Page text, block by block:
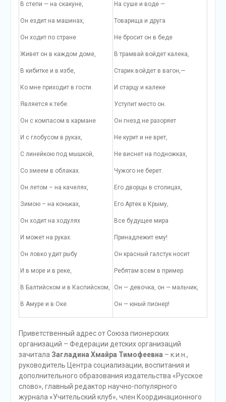
В степи — на скакуне,
Он ездит на машинах,
Он ходит по стране
Живет он в каждом доме,
В кибитке и в избе,
Ко мне приходит в гости.
Является к тебе.
Он с компасом в кармане
И с глобусом в руках,
С линейкою под мышкой,
Со змеем в облаках.
Он летом – на качелях,
Зимою – на коньках,
Он ходит на ходулях
И может на руках.
Он ловко удит рыбу
И в море и в реке,
В Балтийском и в Каспийском,
В Амуре и в Оке.
На суше и воде —
Товарища и друга
Не бросит он в беде
В трамвай войдет калека,
Старик войдет в вагон,—
И старцу и калеке
Уступит место он.
Он гнезд не разоряет
Не курит и не врет,
Не виснет на подножках,
Чужого не берет.
Его дворцы в столицах,
Его Артек в Крыму,
Все будущее мира
Принадлежит ему!
Он красный галстук носит
Ребятам всем в пример.
Он — девочка, он — мальчик,
Он — юный пионер!
Приветственный адрес от Союза пионерских
организаций – Федерации детских организаций
зачитала Загладина Хмайра Тимофеевна – к.и.н.,
руководитель Центра социализации, воспитания и
дополнительного образования издательства «Русское
слово», главный редактор научно-популярного
журнала «Учительский клуб», член Координационного